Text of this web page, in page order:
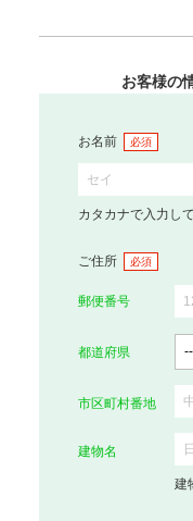
お客様の
お名前 必須
カタカナで入力し
ご住所 必須
郵便番号
都道府県
市区町村番地
建物名
建